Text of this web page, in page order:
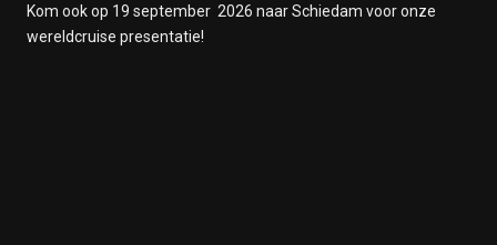
Kom ook op 19 september 2026 naar Schiedam voor onze
wereldcruise presentatie!